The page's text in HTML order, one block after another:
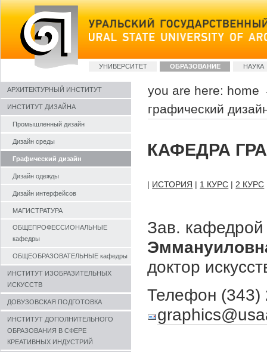
Skip
to
content
Sections
УНИВЕРСИТЕТ ОБРАЗОВАНИЕ НАУКА
АРХИТЕКТУРНЫЙ ИНСТИТУТ
ИНСТИТУТ ДИЗАЙНА
Промышленный дизайн
Дизайн среды
Графический дизайн
Дизайн одежды
Дизайн интерфейсов
МАГИСТРАТУРА
ОБЩЕПРОФЕССИОНАЛЬНЫЕ
кафедры
ОБЩЕОБРАЗОВАТЕЛЬНЫЕ кафедры
ИНСТИТУТ ИЗОБРАЗИТЕЛЬНЫХ
ИСКУССТВ
ДОВУЗОВСКАЯ ПОДГОТОВКА
ИНСТИТУТ ДОПОЛНИТЕЛЬНОГО
ОБРАЗОВАНИЯ В СФЕРЕ
КРЕАТИВНЫХ ИНДУСТРИЙ
you are here: home
графический
КАФЕДРА
| ИСТОРИЯ | 1 КУРС | 2 КУРС
Зав.
доктор
Телефон (343)